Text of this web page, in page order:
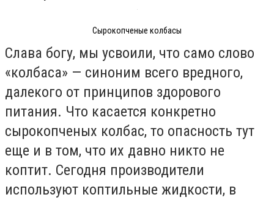
Сырокопченые колбасы
Слава богу, мы усвоили, что само слово
«колбаса» — синоним всего вредного,
далекого от принципов здорового
питания. Что касается конкретно
сырокопченых колбас, то опасность тут
еще и в том, что их давно никто не
коптит. Сегодня производители
используют коптильные жидкости, в